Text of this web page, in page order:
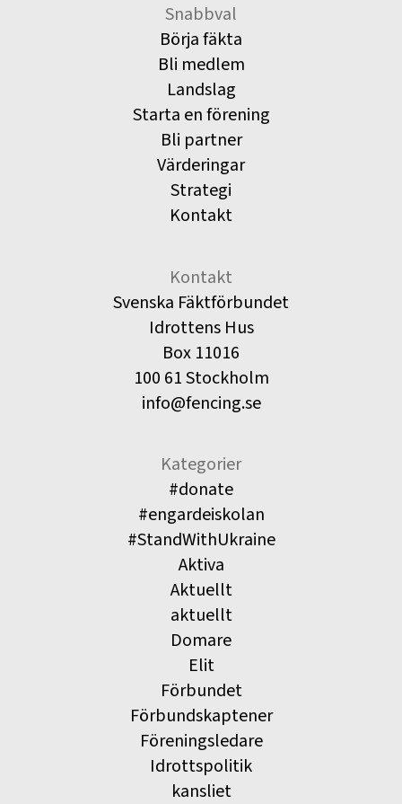
Snabbval
Börja fäkta
Bli medlem
Landslag
Starta en förening
Bli partner
Värderingar
Strategi
Kontakt
Kontakt
Svenska Fäktförbundet
Idrottens Hus
Box 11016
100 61 Stockholm
info@fencing.se
Kategorier
#donate
#engardeiskolan
#StandWithUkraine
Aktiva
Aktuellt
aktuellt
Domare
Elit
Förbundet
Förbundskaptener
Föreningsledare
Idrottspolitik
kansliet